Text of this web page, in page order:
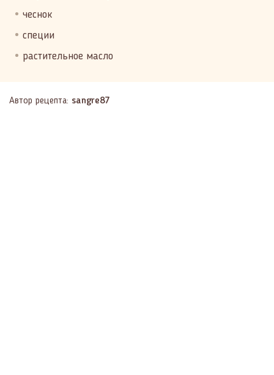
чеснок
специи
растительное масло
Автор рецепта: sangre87